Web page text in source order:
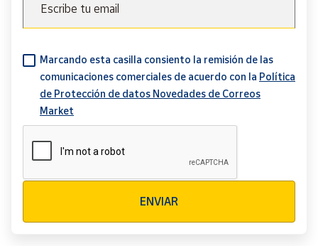
Escribe tu email
Marcando esta casilla consiento la remisión de las
comunicaciones comerciales de acuerdo con la Política
de Protección de datos Novedades de Correos
Market
ENVIAR